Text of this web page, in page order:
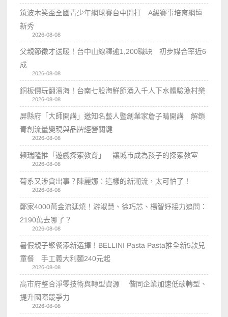
筑波木笑盃全國青少年網球賽台中開打 A級賽事培育網壇
新秀
2026-08-08
父親節徵才送暖！台中山線釋逾1,200職缺 初步媒合率近6
成
2026-08-08
銅板價玩翻濱海！台南七股海鮮節湧入千人下水體驗漁村樂
2026-08-08
屏縣府「大師開講」邀知名藝人暨創業家詹子晴開講 解鎖
青創流量變現與品牌經營關鍵
2026-08-08
賴瑞隆推「遊戲探索教育」 讓城市成為孩子的探索教室
2026-08-08
菊系又涉貪出事？陳麗娜：這樣的新潮流，太可怕了！
2026-08-08
鄭家4000萬金流延燒！游淑慧、徐巧芯、楊智妤接力追問：
2190萬去哪了？
2026-08-08
暑假親子聚餐添新選擇！BELLINI Pasta Pasta推全新5款兒
童餐 手工義大利麵240元起
2026-08-08
高市府整合淨零技術與轉型資源 偕同企業加速低碳轉型、
提升國際競爭力
2026-08-08